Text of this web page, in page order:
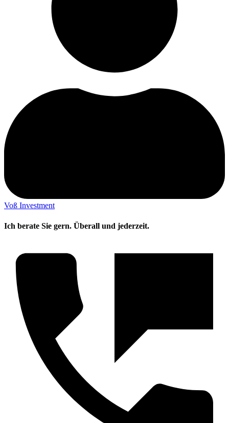
Voß Investment
Ich berate Sie gern. Überall und jederzeit.